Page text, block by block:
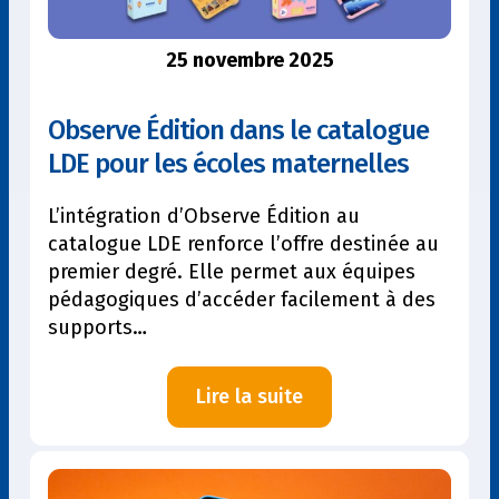
25 novembre 2025
Observe Édition dans le catalogue
LDE pour les écoles maternelles
L’intégration d’Observe Édition au
catalogue LDE renforce l’offre destinée au
premier degré. Elle permet aux équipes
pédagogiques d’accéder facilement à des
supports…
Lire la suite:
Observe